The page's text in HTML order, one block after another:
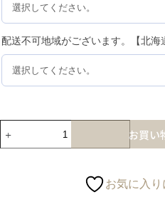
配送不可地域がございます。【北海
お買い
お気に入り